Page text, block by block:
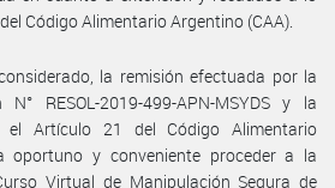
Código Alimentario Argentino (CAA).
la remisión efectuada por la
RESOL-2019-499-APN-MSYDS y la
el Artículo 21 del Código Alimentario
oportuno y conveniente proceder a la
Virtual de Manipulación Segura de